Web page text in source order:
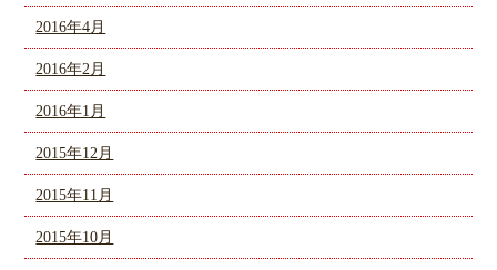
2016年4月
2016年2月
2016年1月
2015年12月
2015年11月
2015年10月